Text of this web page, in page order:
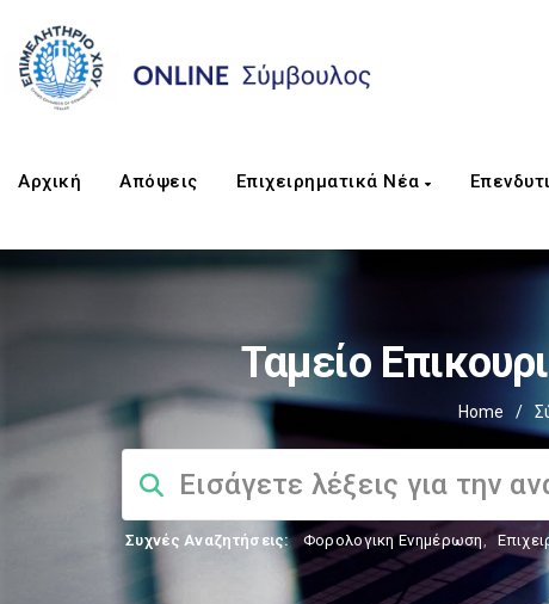
Αρχική Απόψεις Επιχειρηματικά Νέα
Ταμείο
Home /
Συχνές Αναζητήσεις: Φορολογικη Ενημέρωση,